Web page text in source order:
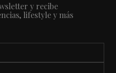
y recibe
lifestyle y más